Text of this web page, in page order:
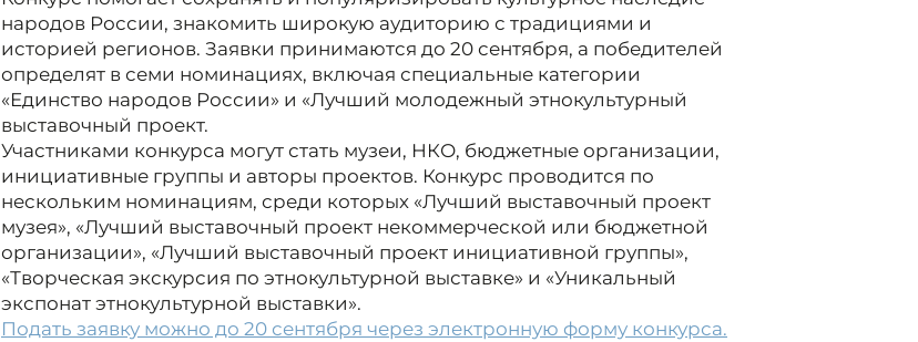
народов России, знакомить широкую аудиторию с традициями и
историей регионов. Заявки принимаются до 20 сентября, а победителей
определят в семи номинациях, включая специальные категории
«Единство народов России» и «Лучший молодежный этнокультурный
выставочный проект.
Участниками конкурса могут стать музеи, НКО, бюджетные организации,
инициативные группы и авторы проектов. Конкурс проводится по
нескольким номинациям, среди которых «Лучший выставочный проект
музея», «Лучший выставочный проект некоммерческой или бюджетной
организации», «Лучший выставочный проект инициативной группы»,
«Творческая экскурсия по этнокультурной выставке» и «Уникальный
экспонат этнокультурной выставки».
Подать заявку можно до 20 сентября через электронную форму конкурса⁠.